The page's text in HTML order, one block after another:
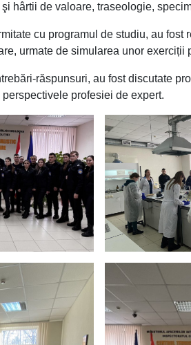
hârtii de valoare, traseologie,
cu programul de studiu, au
urmate de simularea unor exerciții
răspunsuri, au fost discutate
profesiei de expert.